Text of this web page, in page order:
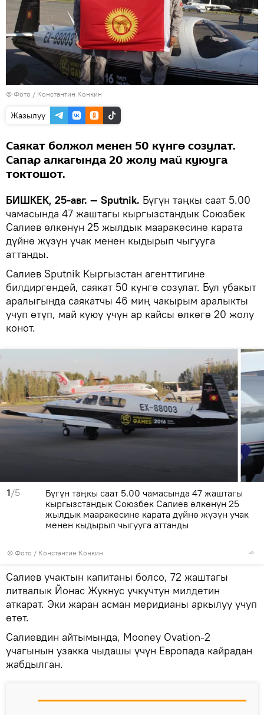
© Фото / Константин Конкин
Жазылуу
Саякат болжол менен 50 күнгө созулат.
Сапар алкагында 20 жолу май куюуга
токтошот.
БИШКЕК, 25-авг. — Sputnik. Бүгүн таңкы саат 5.00
чамасында 47 жаштагы кыргызстандык Союзбек
Салиев өлкөнүн 25 жылдык мааракесине карата
дүйнө жүзүн учак менен кыдырып чыгууга
аттанды.
Салиев Sputnik Кыргызстан агенттигине
билдиргендей, саякат 50 күнгө созулат. Бул убакыт
аралыгында саякатчы 46 миң чакырым аралыкты
учуп өтүп, май куюу үчүн ар кайсы өлкөгө 20 жолу
конот.
1/5
© Фото / Константин Конкин
Бүгүн таңкы саат 5.00 чамасында 47 жаштагы
кыргызстандык Союзбек Салиев өлкөнүн 25
жылдык мааракесине карата дүйнө жүзүн учак
менен кыдырып чыгууга аттанды
Салиев учактын капитаны болсо, 72 жаштагы
литвалык Йонас Жукнус учкучтун милдетин
аткарат. Эки жаран асман меридианы аркылуу учуп
өтөт.
Салиевдин айтымында, Mooney Ovation-2
учагынын узакка чыдашы үчүн Европада кайрадан
жабдылган.